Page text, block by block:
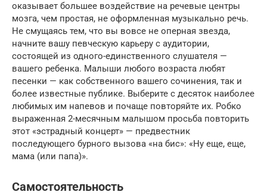
оказывает большее воздействие на речевые центры
мозга, чем простая, не оформленная музыкально речь.
Не смущаясь тем, что вы вовсе не оперная звезда,
начните вашу певческую карьеру с аудитории,
состоящей из одного-единственного слушателя —
вашего ребенка. Малыши любого возраста любят
песенки — как собственного вашего сочинения, так и
более известные публике. Выберите с десяток наиболее
любимых им напевов и почаще повторяйте их. Робко
выраженная 2-месячным малышом просьба повторить
этот «эстрадный концерт» — предвестник
последующего бурного вызова «на бис»: «Ну еще, еще,
мама (или папа)».
Самостоятельность